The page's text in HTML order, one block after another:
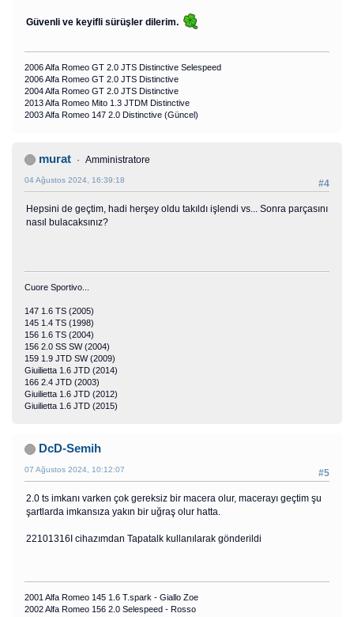
Güvenli ve keyifli sürüşler dilerim.
2006 Alfa Romeo GT 2.0 JTS Distinctive Selespeed
2006 Alfa Romeo GT 2.0 JTS Distinctive
2004 Alfa Romeo GT 2.0 JTS Distinctive
2013 Alfa Romeo Mito 1.3 JTDM Distinctive
2003 Alfa Romeo 147 2.0 Distinctive (Güncel)
murat Amministratore
#4
04 Ağustos 2024, 16:39:18
Hepsini de geçtim, hadi herşey oldu takıldı işlendi vs... Sonra parçasını
nasıl bulacaksınız?
Cuore Sportivo...
147 1.6 TS (2005)
145 1.4 TS (1998)
156 1.6 TS (2004)
156 2.0 SS SW (2004)
159 1.9 JTD SW (2009)
Giuilietta 1.6 JTD (2014)
166 2.4 JTD (2003)
Giuilietta 1.6 JTD (2012)
Giuilietta 1.6 JTD (2015)
DcD-Semih
#5
07 Ağustos 2024, 10:12:07
2.0 ts imkanı varken çok gereksiz bir macera olur, macerayı geçtim şu
şartlarda imkansıza yakın bir uğraş olur hatta.
22101316I cihazımdan Tapatalk kullanılarak gönderildi
2001 Alfa Romeo 145 1.6 T.spark - Giallo Zoe
2002 Alfa Romeo 156 2.0 Selespeed - Rosso